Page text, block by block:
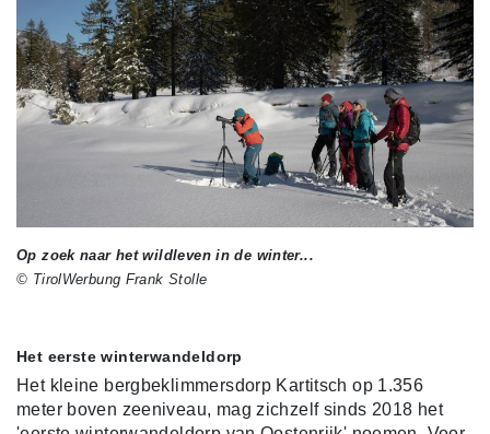
Op zoek naar het wildleven in de winter...
© TirolWerbung Frank Stolle
Het eerste winterwandeldorp
Het kleine bergbeklimmersdorp Kartitsch op 1.356
meter boven zeeniveau, mag zichzelf sinds 2018 het